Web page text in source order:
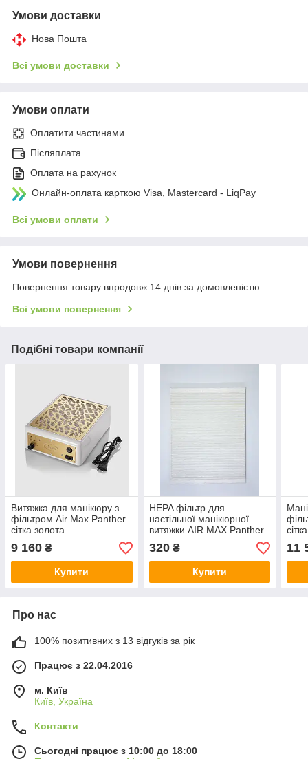
Умови доставки
Нова Пошта
Всі умови доставки
Умови оплати
Оплатити частинами
Післяплата
Оплата на рахунок
Онлайн-оплата карткою Visa, Mastercard - LiqPay
Всі умови оплати
Умови повернення
Повернення товару впродовж 14 днів за домовленістю
Всі умови повернення
Подібні товари компанії
Витяжка для манікюру з
фільтром Air Max Panther
сітка золота
9 160 ₴
Купити
HEPA фільтр для
настільної манікюрної
витяжки AIR MAX Panther
320₴
Купити
11
Про нас
100% позитивних з 13 відгуків за рік
Працює з 22.04.2016
м. Київ
Київ, Україна
Контакти
Сьогодні працює з 10:00 до 18:00